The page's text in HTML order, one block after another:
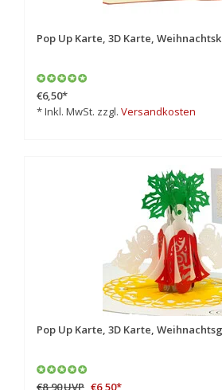
Pop Up Karte, 3D Karte,
€6,50*
* Inkl. MwSt. zzgl. Versandkosten
Pop Up Karte, 3D Karte,